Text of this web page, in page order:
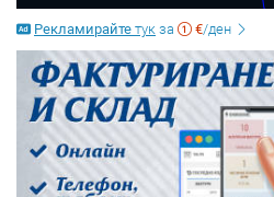
Рекламирайте тук за €/ден